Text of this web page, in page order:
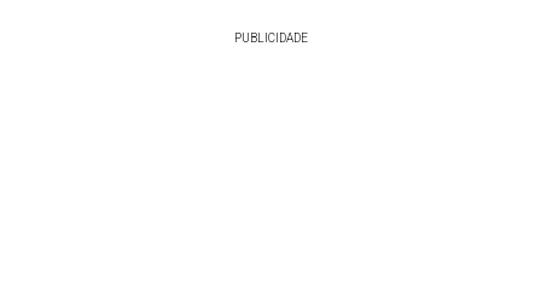
PUBLICIDADE